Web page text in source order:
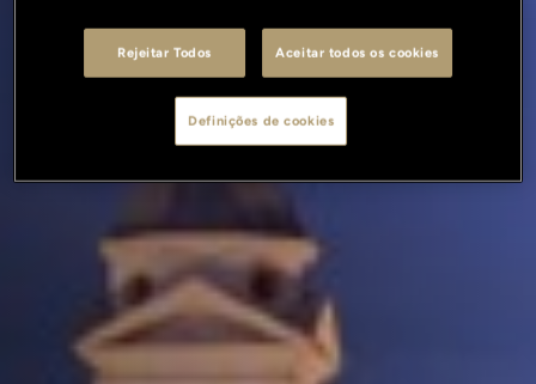
Rejeitar Todos Aceitar todos os cookies
Definições de cookies